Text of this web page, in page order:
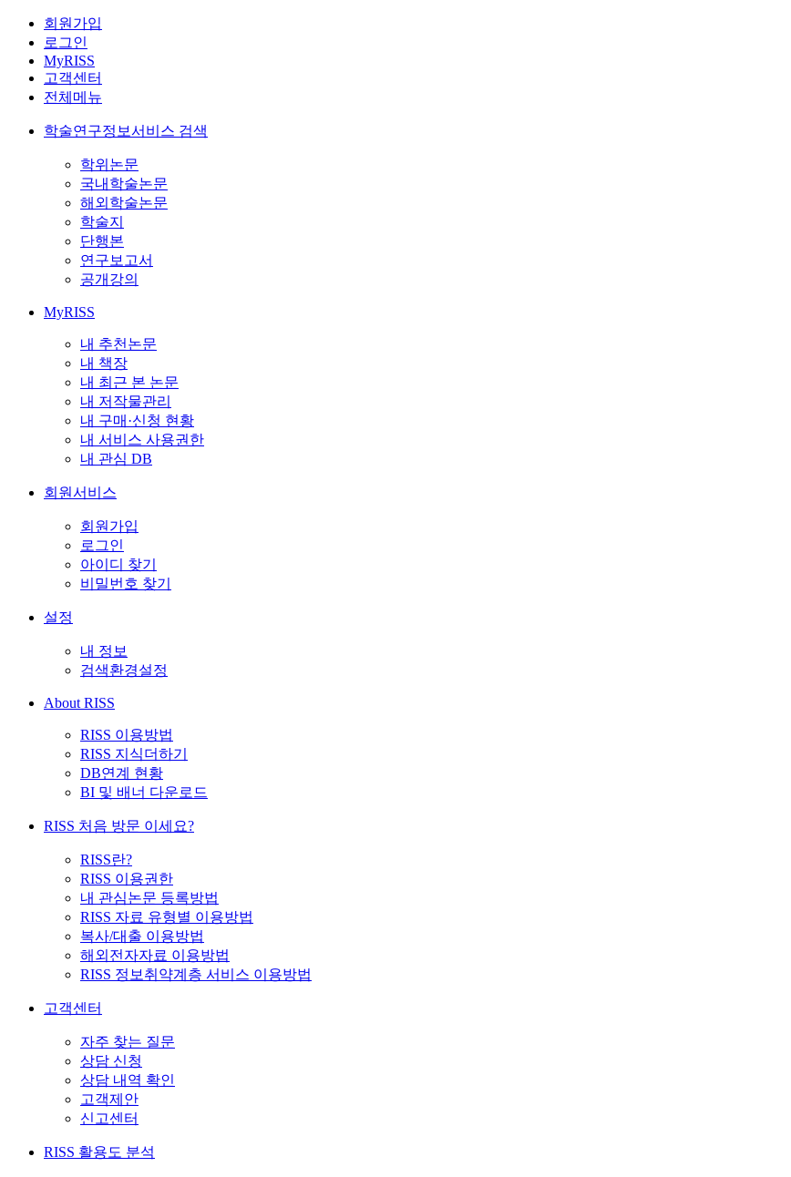
회원가입
로그인
MyRISS
고객센터
전체메뉴
학술연구정보서비스 검색
학위논문
국내학술논문
해외학술논문
학술지
단행본
연구보고서
공개강의
MyRISS
내 추천논문
내 책장
내 최근 본 논문
내 저작물관리
내 구매·신청 현황
내 서비스 사용권한
내 관심 DB
회원서비스
회원가입
로그인
아이디 찾기
비밀번호 찾기
설정
내 정보
검색환경설정
About RISS
RISS 이용방법
RISS 지식더하기
DB연계 현황
BI 및 배너 다운로드
RISS 처음 방문 이세요?
RISS란?
RISS 이용권한
내 관심논문 등록방법
RISS 자료 유형별 이용방법
복사/대출 이용방법
해외전자자료 이용방법
RISS 정보취약계층 서비스 이용방법
고객센터
자주 찾는 질문
상담 신청
상담 내역 확인
고객제안
신고센터
RISS 활용도 분석